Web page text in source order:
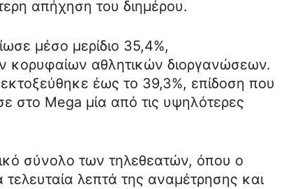
απήχηση του διημέρου.
μέσο μερίδιο 35,4%,
κορυφαίων αθλητικών διοργανώσεων.
έως το 39,3%, επίδοση που
στο Mega μία από τις υψηλότερες
σύνολο των τηλεθεατών, όπου ο
λεπτά της αναμέτρησης και